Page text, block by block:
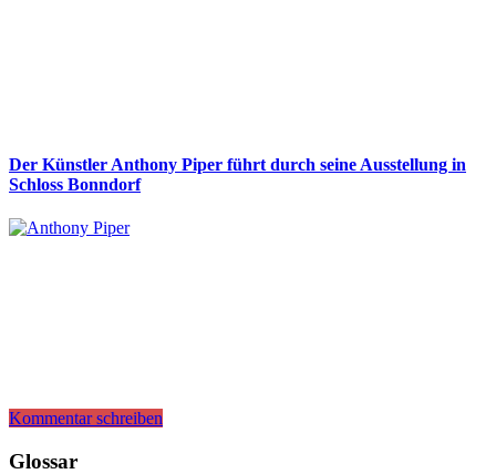
Der Künstler Anthony Piper führt durch seine Ausstellung in
Schloss Bonndorf
Kommentar schreiben
Glossar